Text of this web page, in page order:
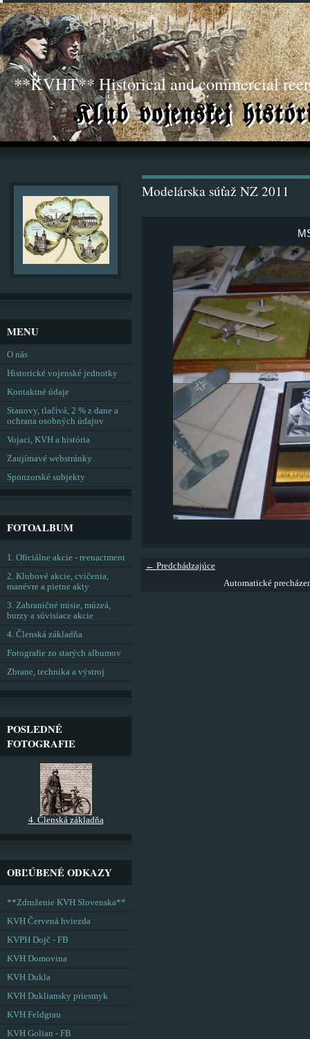
**KVHT** Historical and commercial
Modelárska súťaž NZ 2011
← Predchádzajúce
Automatické
MENU
O nás
Historické vojenské jednotky
Kontaktné údaje
Stanovy, tlačivá, 2 % z dane a
ochrana osobných údajov
Vojaci, KVH a história
Zaujímavé webstránky
Sponzorské subjekty
FOTOALBUM
1. Oficiálne akcie - reenactment
2. Klubové akcie, cvičenia,
manévre a pietne akty
3. Zahraničné misie, múzeá,
burzy a súvisiace akcie
4. Členská základňa
Fotografie zo starých albumov
Zbrane, technika a výstroj
POSLEDNÉ
FOTOGRAFIE
4. Členská základňa
OBĽÚBENÉ ODKAZY
**Združenie KVH Slovenska**
KVH Červená hviezda
KVPH Dojč - FB
KVH Domovina
KVH Dukla
KVH Dukliansky priesmyk
KVH Feldgrau
KVH Golian - FB